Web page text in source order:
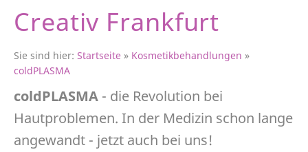
Creativ Frankfurt
Sie sind hier: Startseite » Kosmetikbehandlungen »
coldPLASMA
coldPLASMA - die Revolution bei
Hautproblemen. In der Medizin schon lange
angewandt - jetzt auch bei uns!